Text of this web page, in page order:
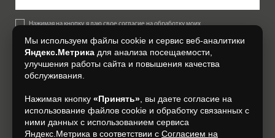
Нажимая на кнопку, я даю свое согласие на обработку моих
Согласии на обработку персональных данных.
+7 (4812) 548-777
Мы используем файлы cookie и сервис веб-аналитики
Яндекс.Метрика для анализа посещаемости,
улучшения работы сайта и повышения качества
обслуживания.
Нажимая кнопку «Принять» , вы даете согласие на
использование файлов cookie и обработку связанных с
ними данных с использованием сервиса
Яндекс.Метрика в соответствии с Согласием на